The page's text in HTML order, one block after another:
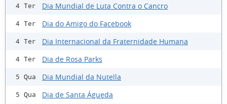
4 Ter Dia Mundial de Luta Contra o Cancro
4 Ter Dia do Amigo do Facebook
4 Ter Dia Internacional da Fraternidade Humana
4 Ter Dia de Rosa Parks
5 Qua Dia Mundial da Nutella
5 Qua Dia de Santa Águeda